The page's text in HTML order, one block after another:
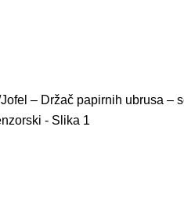
Jofel – Držač papirnih ubrusa –